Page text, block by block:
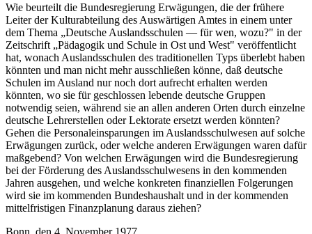
Wie beurteilt die Bundesregierung Erwägungen, die der frühere
Leiter der Kulturabteilung des Auswärtigen Amtes in einem unter
dem Thema „Deutsche Auslandsschulen — für wen, wozu?" in der
Zeitschrift „Pädagogik und Schule in Ost und West" veröffentlicht
hat, wonach Auslandsschulen des traditionellen Typs überlebt haben
könnten und man nicht mehr ausschließen könne, daß deutsche
Schulen im Ausland nur noch dort aufrecht erhalten werden
könnten, wo sie für geschlossen lebende deutsche Gruppen
notwendig seien, während sie an allen anderen Orten durch einzelne
deutsche Lehrerstellen oder Lektorate ersetzt werden könnten?
Gehen die Personaleinsparungen im Auslandsschulwesen auf solche
Erwägungen zurück, oder welche anderen Erwägungen waren dafür
maßgebend? Von welchen Erwägungen wird die Bundesregierung
bei der Förderung des Auslandsschulwesens in den kommenden
Jahren ausgehen, und welche konkreten finanziellen Folgerungen
wird sie im kommenden Bundeshaushalt und in der kommenden
mittelfristigen Finanzplanung daraus ziehen?
Bonn, den 4. November 1977